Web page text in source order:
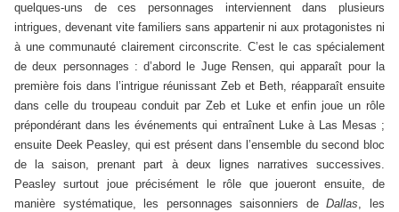
quelques-uns de ces personnages interviennent dans plusieurs
intrigues, devenant vite familiers sans appartenir ni aux protagonistes ni
à une communauté clairement circonscrite. C’est le cas spécialement
de deux personnages : d’abord le Juge Rensen, qui apparaît pour la
première fois dans l’intrigue réunissant Zeb et Beth, réapparaît ensuite
dans celle du troupeau conduit par Zeb et Luke et enfin joue un rôle
prépondérant dans les événements qui entraînent Luke à Las Mesas ;
ensuite Deek Peasley, qui est présent dans l’ensemble du second bloc
de la saison, prenant part à deux lignes narratives successives.
Peasley surtout joue précisément le rôle que joueront ensuite, de
manière systématique, les personnages saisonniers deDallas, les